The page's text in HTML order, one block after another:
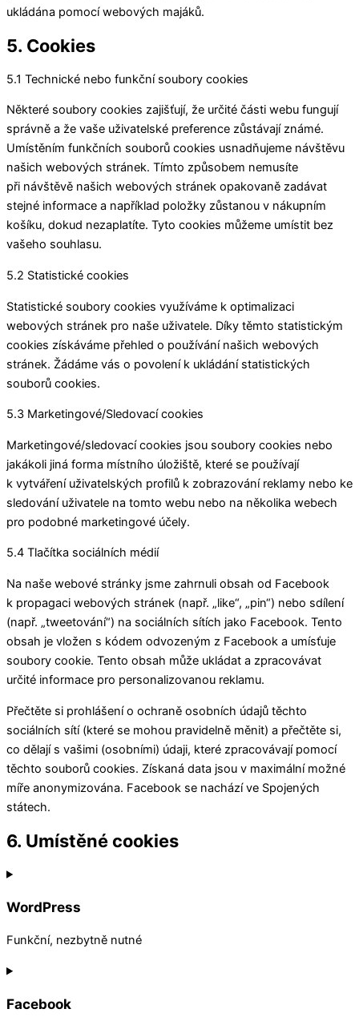
ukládána pomocí webových majáků.
5. Cookies
5.1 Technické nebo funkční soubory cookies
Některé soubory cookies zajišťují, že určité části webu fungují
správně a že vaše uživatelské preference zůstávají známé.
Umístěním funkčních souborů cookies usnadňujeme návštěvu
našich webových stránek. Tímto způsobem nemusíte
při návštěvě našich webových stránek opakovaně zadávat
stejné informace a například položky zůstanou v nákupním
košíku, dokud nezaplatíte. Tyto cookies můžeme umístit bez
vašeho souhlasu.
5.2 Statistické cookies
Statistické soubory cookies využíváme k optimalizaci
webových stránek pro naše uživatele. Díky těmto statistickým
cookies získáváme přehled o používání našich webových
stránek. Žádáme vás o povolení k ukládání statistických
souborů cookies.
5.3 Marketingové/Sledovací cookies
Marketingové/sledovací cookies jsou soubory cookies nebo
jakákoli jiná forma místního úložiště, které se používají
k vytváření uživatelských profilů k zobrazování reklamy nebo ke
sledování uživatele na tomto webu nebo na několika webech
pro podobné marketingové účely.
5.4 Tlačítka sociálních médií
Na naše webové stránky jsme zahrnuli obsah od Facebook
k propagaci webových stránek (např. „like“, „pin“) nebo sdílení
(např. „tweetování“) na sociálních sítích jako Facebook. Tento
obsah je vložen s kódem odvozeným z Facebook a umísťuje
soubory cookie. Tento obsah může ukládat a zpracovávat
určité informace pro personalizovanou reklamu.
Přečtěte si prohlášení o ochraně osobních údajů těchto
sociálních sítí (které se mohou pravidelně měnit) a přečtěte si,
co dělají s vašimi (osobními) údaji, které zpracovávají pomocí
těchto souborů cookies. Získaná data jsou v maximální možné
míře anonymizována. Facebook se nachází ve Spojených
státech.
6. Umístěné cookies
WordPress
Funkční, nezbytně nutné
Consent
service
Facebook